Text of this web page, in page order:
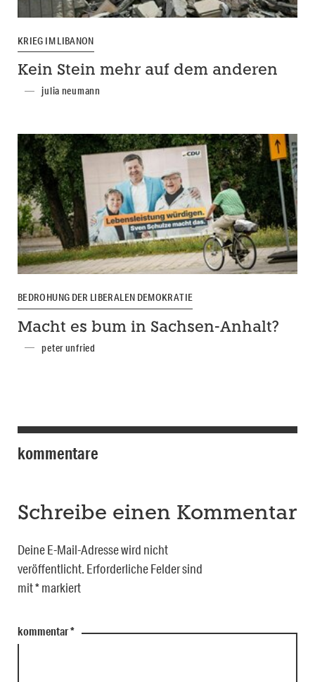
KRIEG IM LIBANON
Kein Stein mehr auf dem anderen
julia neumann
BEDROHUNG DER LIBERALEN DEMOKRATIE
Macht es bum in Sachsen-Anhalt?
peter unfried
kommentare
Schreibe einen Kommentar
Deine E-Mail-Adresse wird nicht
veröffentlicht. Erforderliche Felder sind
mit*markiert
kommentar*